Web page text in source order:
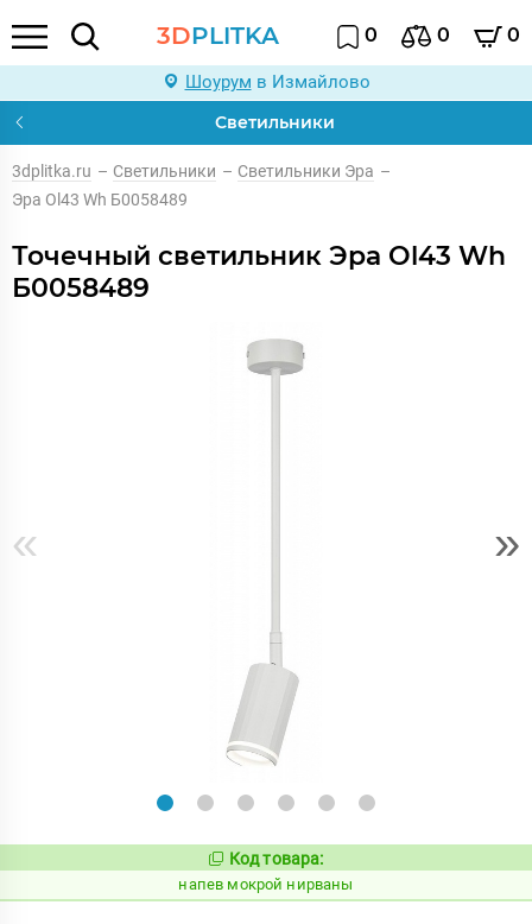
3DPLITKA 0 0 0
Шоурум в Измайлово
Светильники
3dplitka.ru – Светильники – Светильники Эра –
Эра Ol43 Wh Б0058489
Точечный светильник Эра Ol43 Wh
Б0058489
« »
Код:
1085434
Код товара:
напев мокрой нирваны